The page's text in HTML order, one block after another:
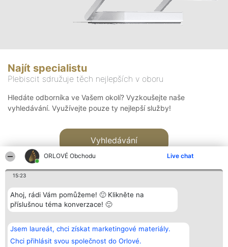
ORLOVÉ Obchodu Live chat
15:23
Ahoj, rádi Vám pomůžeme! 🙂 Klikněte na
příslušnou téma konverzace! 🙂
Jsem laureát, chci získat marketingové materiály.
Chci přihlásit svou společnost do Orlové.
Najít specialistu
Plebiscit sdružuje těch nejlepších v oboru
Hledáte odborníka ve Vašem okolí? Vyzkoušejte naše
vyhledávání. Využívejte pouze ty nejlepší služby!
Vyhledávání
Bright Side Solutions sp. z o.
o. sp. k.
ul. Ruska 22
Wrocław 50-079
Vítězové
Seznam všech
laureátů
Zásady
Kontakt